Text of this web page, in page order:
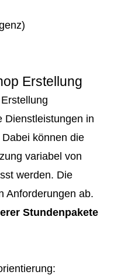
Erstellung
Dienstleistungen in
können die
variabel von
werden. Die
Anforderungen ab.
Stundenpakete